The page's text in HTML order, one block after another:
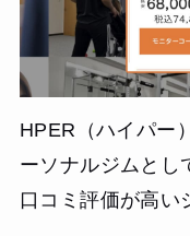
HPER（ハイパー
ーソナルジムとし
口コミ評価が高い